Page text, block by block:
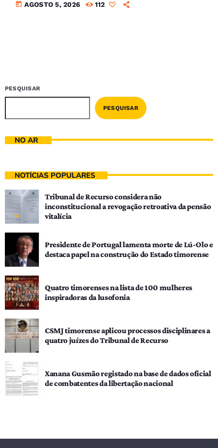
today AGOSTO 5, 2026 112
PESQUISAR
PESQUISAR
NO AR
NOTÍCIAS POPULARES
Tribunal de Recurso considera não
inconstitucional a revogação retroativa da pensão
vitalícia
Presidente de Portugal lamenta morte de Lú-Olo e
destaca papel na construção do Estado timorense
Quatro timorenses na lista de 100 mulheres
inspiradoras da lusofonia
CSMJ timorense aplicou processos disciplinares a
quatro juízes do Tribunal de Recurso
Xanana Gusmão registado na base de dados oficial
de combatentes da libertação nacional